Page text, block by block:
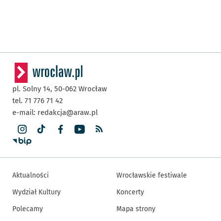
pl. Solny 14, 50-062 Wrocław
tel. 71 776 71 42
e-mail: redakcja@araw.pl
Aktualności
Wydział Kultury
Polecamy
Wrocławskie festiwale
Koncerty
Mapa strony